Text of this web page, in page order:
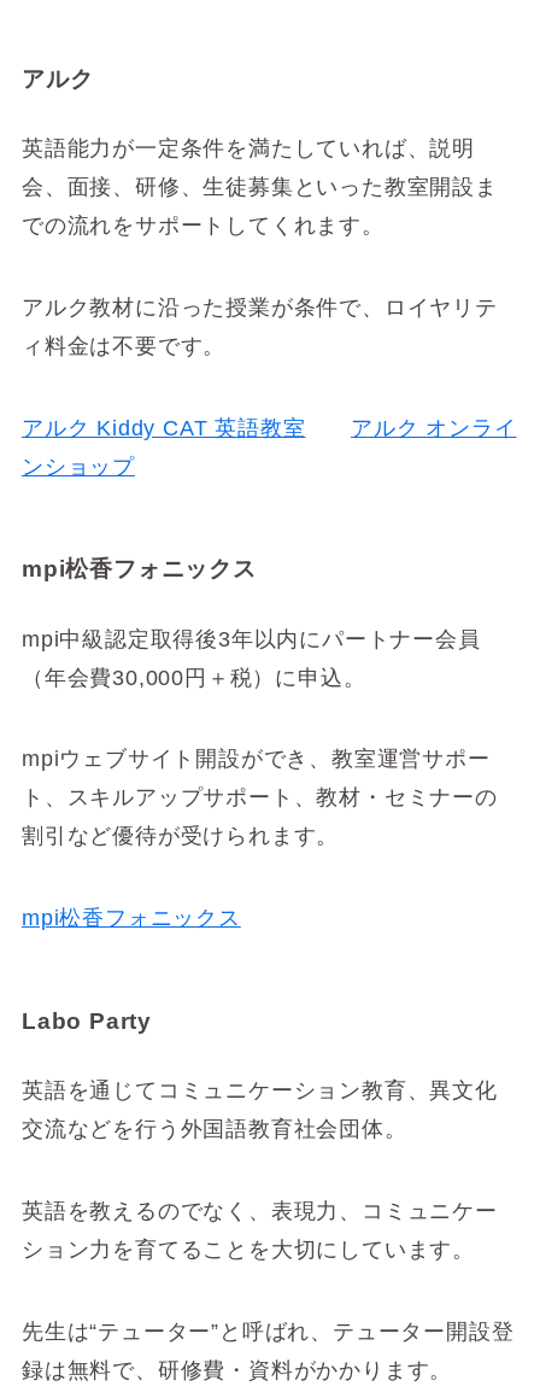
アルク
英語能力が一定条件を満たしていれば、説明
会、面接、研修、生徒募集といった教室開設ま
での流れをサポートしてくれます。
アルク教材に沿った授業が条件で、ロイヤリテ
ィ料金は不要です。
アルク Kiddy CAT 英語教室
アルク オンライ
ンショップ
mpi松香フォニックス
mpi中級認定取得後3年以内にパートナー会員
（年会費30,000円＋税）に申込。
mpiウェブサイト開設ができ、教室運営サポー
ト、スキルアップサポート、教材・セミナーの
割引など優待が受けられます。
mpi松香フォニックス
Labo Party
英語を通じてコミュニケーション教育、異文化
交流などを行う外国語教育社会団体。
英語を教えるのでなく、表現力、コミュニケー
ション力を育てることを大切にしています。
先生は“テューター”と呼ばれ、テューター開設登
録は無料で、研修費・資料がかかります。